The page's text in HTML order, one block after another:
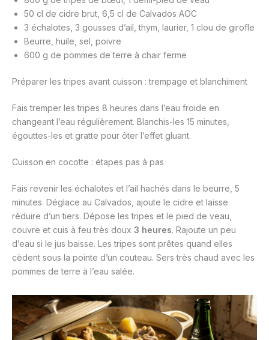
50 cl de cidre brut, 6,5 cl de Calvados AOC
3 échalotes, 3 gousses d’ail, thym, laurier, 1 clou de girofle
Beurre, huile, sel, poivre
600 g de pommes de terre à chair ferme
Préparer les tripes avant cuisson : trempage et blanchiment
Fais tremper les tripes 8 heures dans l’eau froide en
changeant l’eau régulièrement. Blanchis-les 15 minutes,
égouttes-les et gratte pour ôter l’effet gluant.
Cuisson en cocotte : étapes pas à pas
Fais revenir les échalotes et l’ail hachés dans le beurre, 5
minutes. Déglace au Calvados, ajoute le cidre et laisse
réduire d’un tiers. Dépose les tripes et le pied de veau,
couvre et cuis à feu très doux 3 heures. Rajoute un peu
d’eau si le jus baisse. Les tripes sont prêtes quand elles
cèdent sous la pointe d’un couteau. Sers très chaud avec les
pommes de terre à l’eau salée.